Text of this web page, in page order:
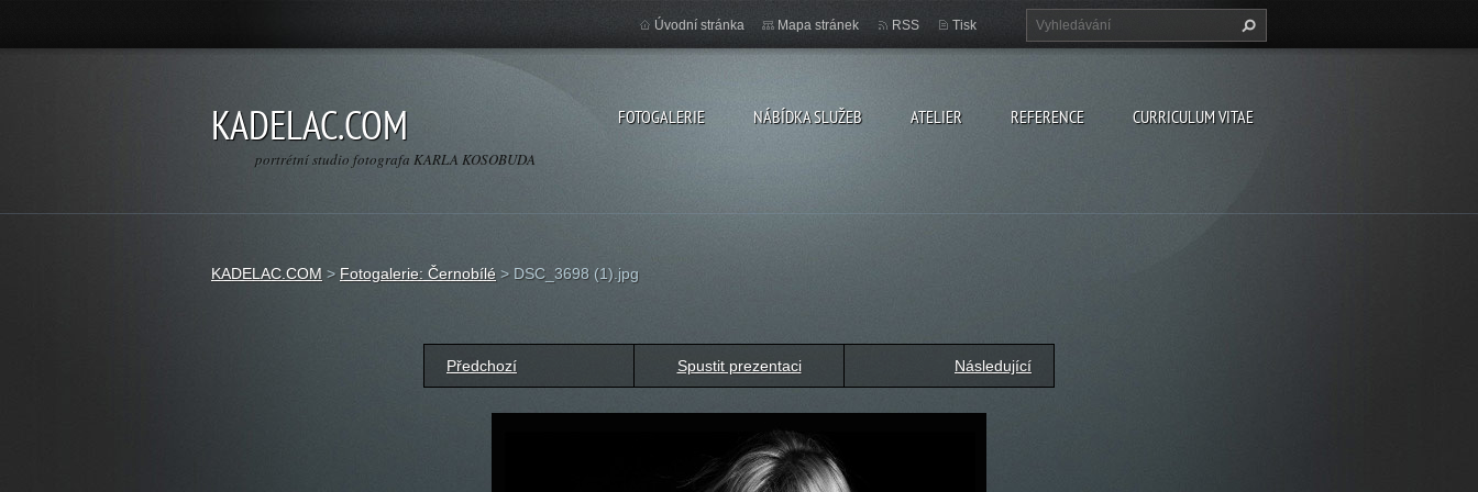
KADELAC.COM
portrétní studio fotografa KARLA KOSOBUDA
FOTOGALERIE NÁBÍDKA SLUŽEB ATELIER REFERENCE CURRICULUM VITAE
Úvodní stránka Mapa stránek RSS Tisk
KADELAC.COM > Fotogalerie: Černobílé > DSC_3698 (1).jpg
Předchozí Spustit prezentaci Následující